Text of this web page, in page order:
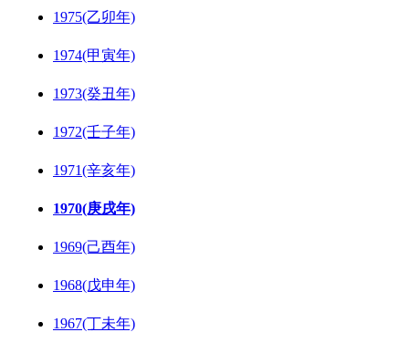
1975(乙卯年)
1974(甲寅年)
1973(癸丑年)
1972(壬子年)
1971(辛亥年)
1970(庚戌年)
1969(己酉年)
1968(戊申年)
1967(丁未年)